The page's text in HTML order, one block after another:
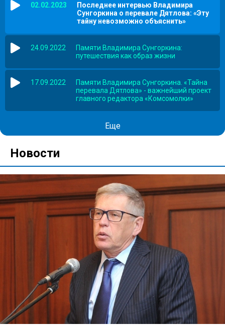
02.02.2023
Последнее интервью Владимира
Сунгоркина о перевале Дятлова: «Эту
тайну невозможно объяснить»
24.09.2022
Памяти Владимира Сунгоркина:
путешествия как образ жизни
17.09.2022
Памяти Владимира Сунгоркина. «Тайна
перевала Дятлова» - важнейший проект
главного редактора «Комсомолки»
Еще
Новости